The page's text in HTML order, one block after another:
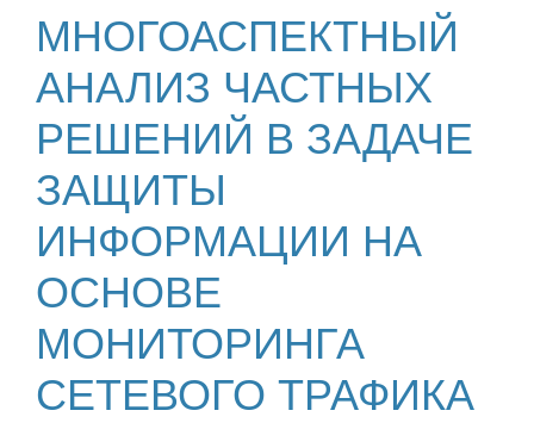
МНОГОАСПЕКТНЫЙ
АНАЛИЗ ЧАСТНЫХ
РЕШЕНИЙ В ЗАДАЧЕ
ЗАЩИТЫ
ИНФОРМАЦИИ НА
ОСНОВЕ
МОНИТОРИНГА
СЕТЕВОГО ТРАФИКА